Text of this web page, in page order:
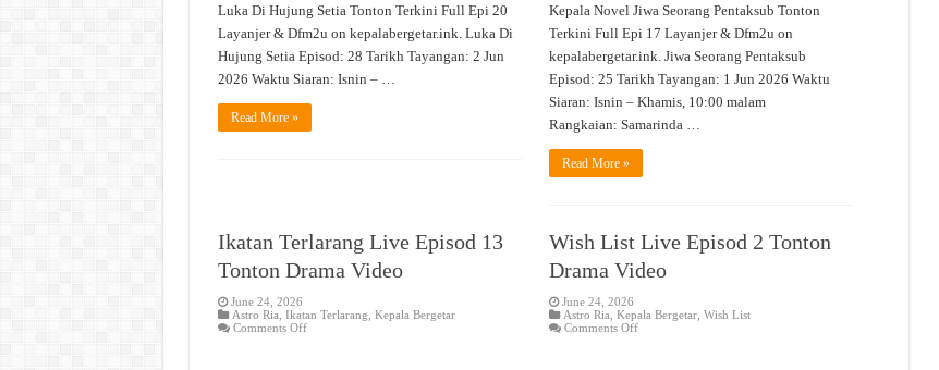
Video
Luka Di Hujung Setia Tonton Terkini Full Epi 20
Layanjer & Dfm2u on kepalabergetar.ink. Luka Di
Hujung Setia Episod: 28 Tarikh Tayangan: 2 Jun
2026 Waktu Siaran: Isnin – …
Read More »
Kepala Novel Jiwa Seorang Pentaksub Tonton
Terkini Full Epi 17 Layanjer & Dfm2u on
kepalabergetar.ink. Jiwa Seorang Pentaksub
Episod: 25 Tarikh Tayangan: 1 Jun 2026 Waktu
Siaran: Isnin – Khamis, 10:00 malam
Rangkaian: Samarinda …
Read More »
Ikatan Terlarang Live Episod 13
Tonton Drama Video
June 24, 2026
Astro Ria Ikatan Terlarang Kepala Bergetar
Comments Offon
Wish List Live Episod 2 Tonton
Drama Video
June 24, 2026
Astro Ria ,Kepala Bergetar ,Wish List
Comments Offon